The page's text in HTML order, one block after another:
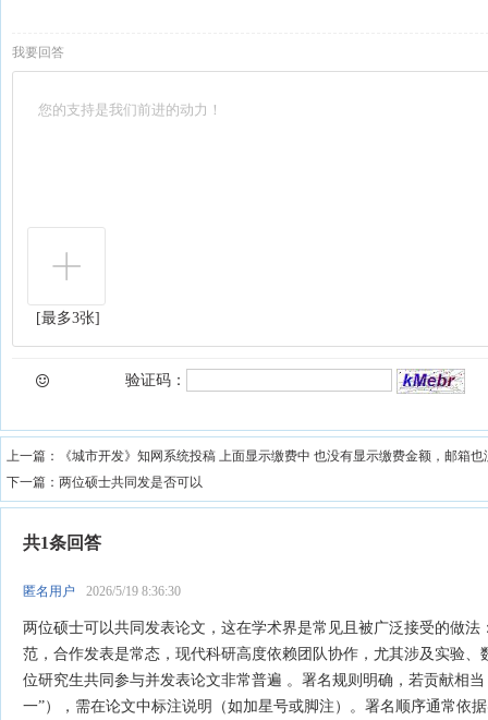
我要回答
[最多3张]
验证码：
上一篇：
《城市开发》知网系统投稿 上面显示缴费中 也没有显示缴费金额，邮箱
下一篇： 两位硕士共同发是否可以
共1条回答
匿名用户 2026/5/19 8:36:30
两位硕士可以共同发表论文‌，这在学术界是常见且被广泛接受的做法
范，合作发表是常态‌，现代科研高度依赖团队协作，尤其涉及实验、
位研究生共同参与并发表论文非常普遍 ‌‌。署名规则明确‌，若贡献相
一”），需在论文中标注说明（如加星号或脚注）‌‌。署名顺序通常依